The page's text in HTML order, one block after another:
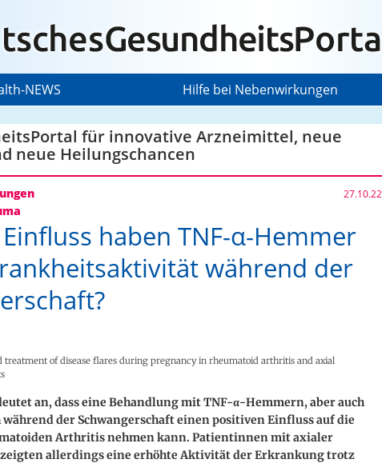
NEWS Hilfe bei Nebenwirkungen
für innovative Arzneimittel, neue
neue Heilungschancen
27.10.22
haben TNF-α-Hemmer
während der
treatment of disease flares during pregnancy in rheumatoid arthritis and axial
an, dass eine Behandlung mit TNF-α-Hemmern, aber auch
der Schwangerschaft einen positiven Einfluss auf die
Arthritis nehmen kann. Patientinnen mit axialer
allerdings eine erhöhte Aktivität der Erkrankung trotz